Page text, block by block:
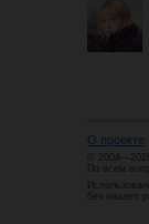
О проекте
©
По всем
без нашего